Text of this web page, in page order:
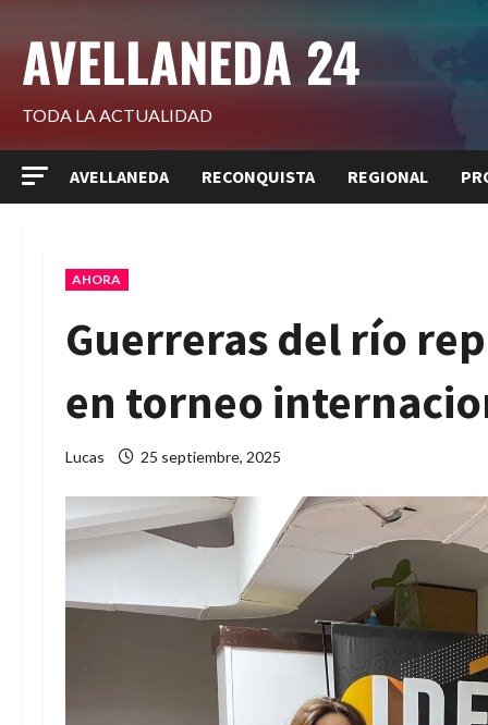
contenido
AVELLANEDA 24
TODA LA ACTUALIDAD
AVELLANEDA RECONQUISTA REGIONAL
AHORA
Guerreras del río
en torneo
Lucas 25 septiembre, 2025